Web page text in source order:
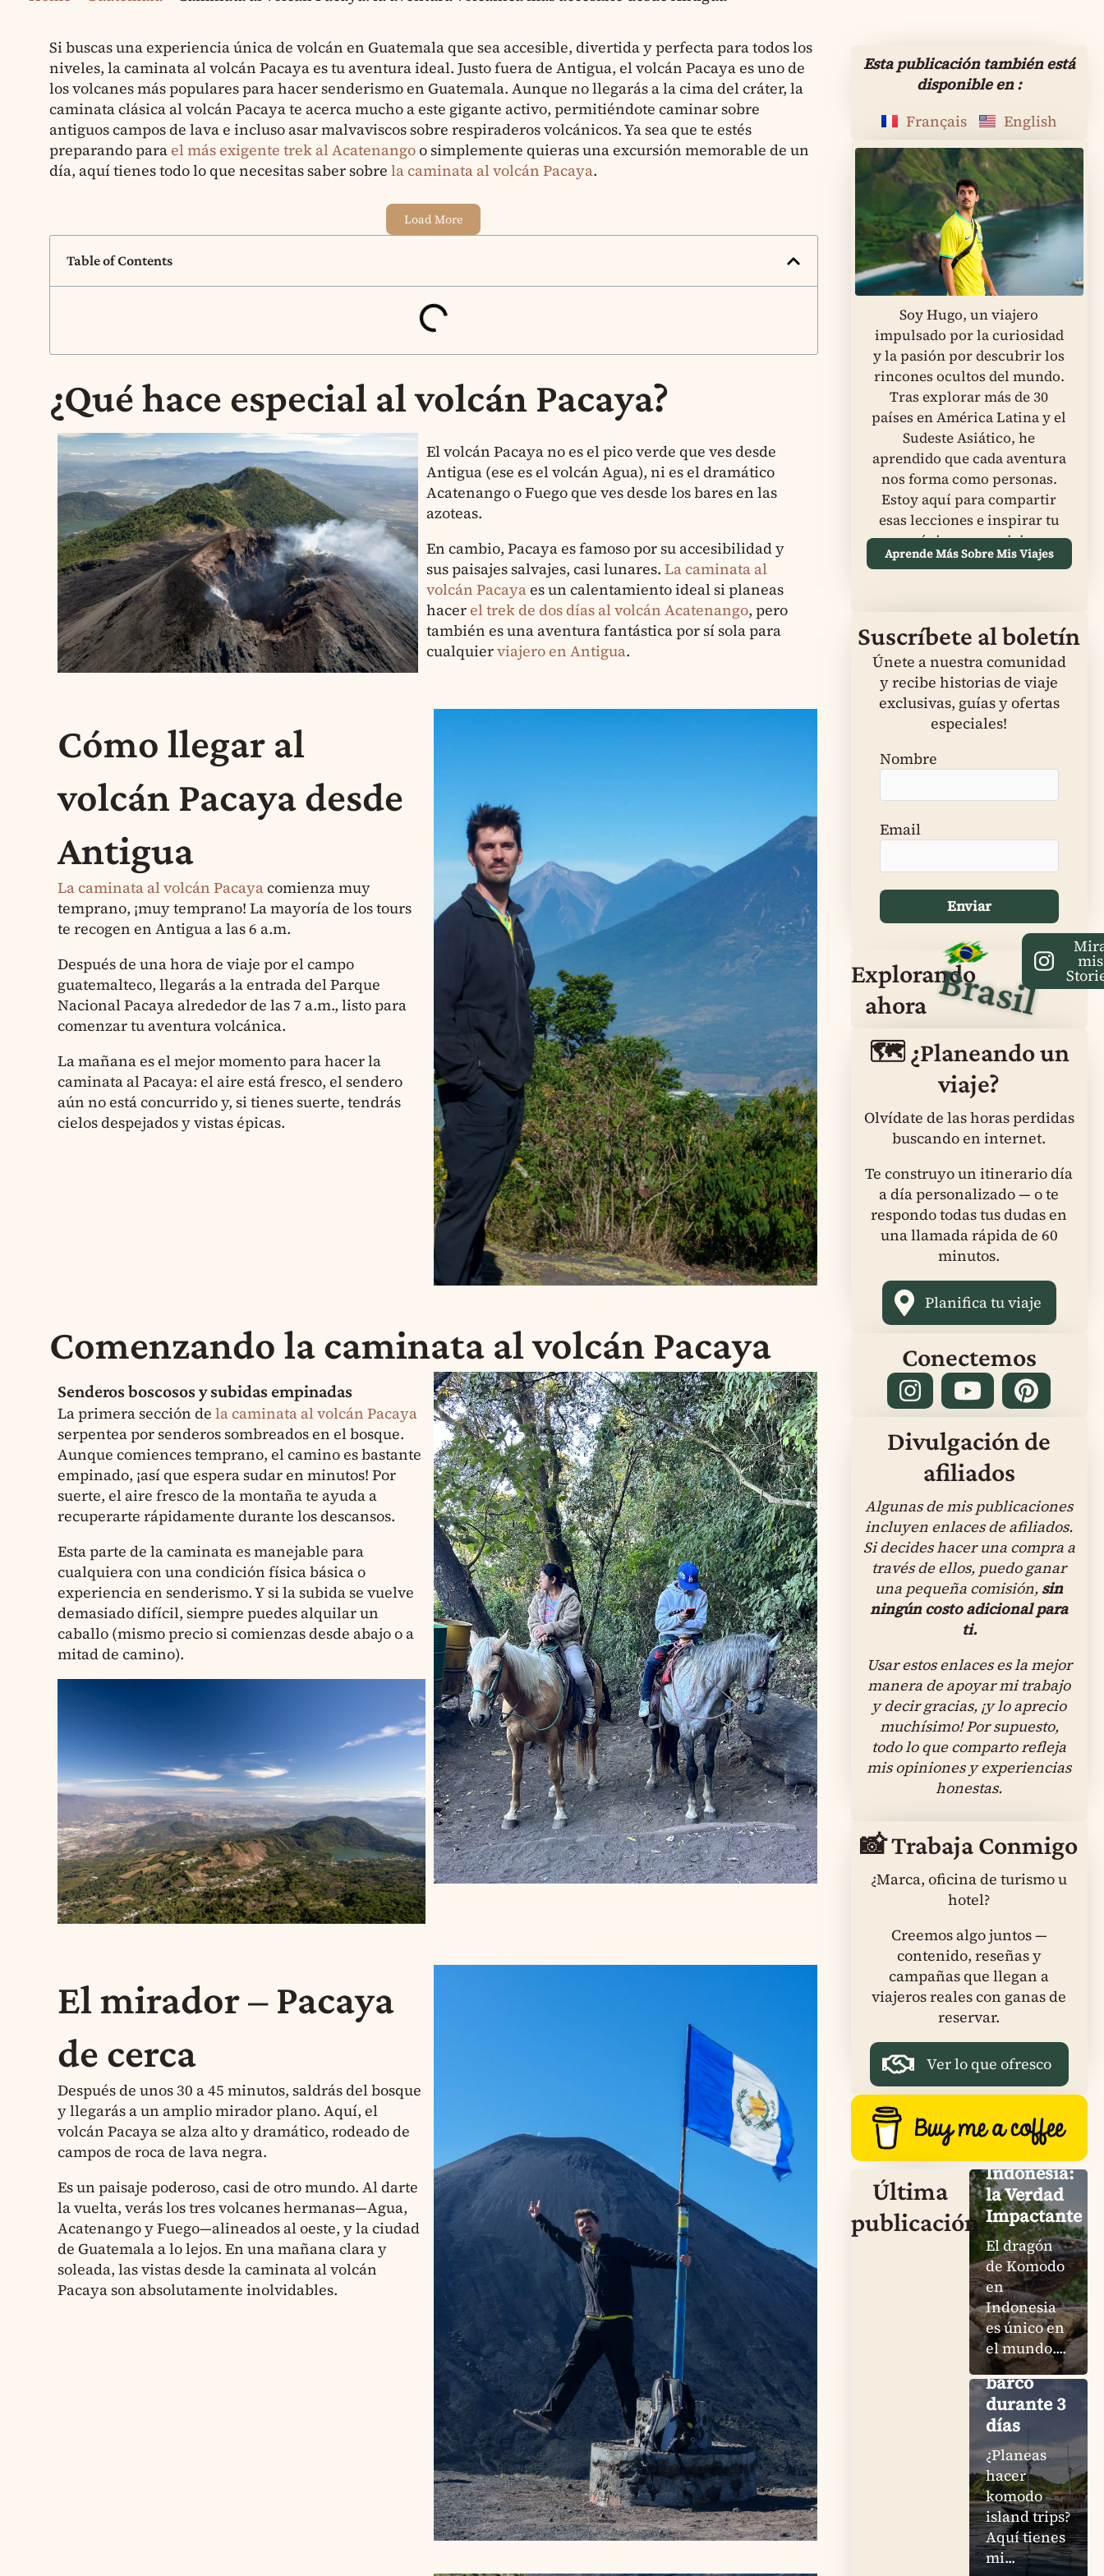
Si buscas una experiencia única de volcán en Guatemala que sea accesible, divertida y perfecta para todos los
niveles, la caminata al volcán Pacaya es tu aventura ideal. Justo fuera de Antigua, el volcán Pacaya es uno de
los volcanes más populares para hacer senderismo en Guatemala. Aunque no llegarás a la cima del cráter, la
caminata clásica al volcán Pacaya te acerca mucho a este gigante activo, permitiéndote caminar sobre
antiguos campos de lava e incluso asar malvaviscos sobre respiraderos volcánicos. Ya sea que te estés
preparando para el más exigente trek al Acatenangoo simplemente quieras una excursión memorable de un
día, aquí tienes todo lo que necesitas saber sobrela caminata al volcán Pacaya.
Load More
Table of Contents
¿Qué hace especial al volcán Pacaya?
El volcán Pacaya no es el pico verde que ves desde
Antigua (ese es el volcán Agua), ni es el dramático
Acatenango o Fuego que ves desde los bares en las
azoteas.
En cambio, Pacaya es famoso por su accesibilidad y
sus paisajes salvajes, casi lunares. La caminata al
volcán Pacayaes un calentamiento ideal si planeas
hacer el trek de dos días al volcán Acatenango, pero
también es una aventura fantástica por sí sola para
cualquierviajero en Antigua.
Cómo llegar al
volcán Pacaya desde
Antigua
La caminata al volcán Pacayacomienza muy
temprano, ¡muy temprano! La mayoría de los tours
te recogen en Antigua a las 6 a.m.
Después de una hora de viaje por el campo
guatemalteco, llegarás a la entrada del Parque
Nacional Pacaya alrededor de las 7 a.m., listo para
comenzar tu aventura volcánica.
La mañana es el mejor momento para hacer la
caminata al Pacaya: el aire está fresco, el sendero
aún no está concurrido y, si tienes suerte, tendrás
cielos despejados y vistas épicas.
Comenzando la caminata al volcán Pacaya
Senderos boscosos y subidas empinadas
La primera sección dela caminata al volcán Pacaya
serpentea por senderos sombreados en el bosque.
Aunque comiences temprano, el camino es bastante
empinado, ¡así que espera sudar en minutos! Por
suerte, el aire fresco de la montaña te ayuda a
recuperarte rápidamente durante los descansos.
Esta parte de la caminata es manejable para
cualquiera con una condición física básica o
experiencia en senderismo. Y si la subida se vuelve
demasiado difícil, siempre puedes alquilar un
caballo (mismo precio si comienzas desde abajo o a
mitad de camino).
El mirador – Pacaya
de cerca
Después de unos 30 a 45 minutos, saldrás del bosque
y llegarás a un amplio mirador plano. Aquí, el
volcán Pacaya se alza alto y dramático, rodeado de
campos de roca de lava negra.
Es un paisaje poderoso, casi de otro mundo. Al darte
la vuelta, verás los tres volcanes hermanas—Agua,
Acatenango y Fuego—alineados al oeste, y la ciudad
de Guatemala a lo lejos. En una mañana clara y
soleada, las vistas desde la caminata al volcán
Pacaya son absolutamente inolvidables.
Esta publicación también está
disponible en :
Français
English
Soy Hugo, un viajero
impulsado por la curiosidad
y la pasión por descubrir los
rincones ocultos del mundo.
Tras explorar más de 30
países en América Latina y el
Sudeste Asiático, he
aprendido que cada aventura
nos forma como personas.
Estoy aquí para compartir
esas lecciones e inspirar tu
próximo gran viaje.
Aprende Más Sobre Mis Viajes
Suscríbete al boletín
Únete a nuestra comunidad
y recibe historias de viaje
exclusivas, guías y ofertas
especiales!
Nombre
Email
Explorando
ahora Brasil mis
🗺️ ¿Planeando un
viaje?
Olvídate de las horas perdidas
buscando en internet.
Te construyo un itinerario día
a día personalizado — o te
respondo todas tus dudas en
una llamada rápida de 60
minutos.
Planifica tu viaje
Conectemos
Divulgación de
afiliados
Algunas de mis publicaciones
incluyen enlaces de afiliados.
Si decides hacer una compra a
través de ellos, puedo ganar
una pequeña comisión, sin
ningún costo adicional para
ti.
Usar estos enlaces es la mejor
manera de apoyar mi trabajo
y decir gracias, ¡y lo aprecio
muchísimo! Por supuesto,
todo lo que comparto refleja
mis opiniones y experiencias
honestas.
📸 Trabaja Conmigo
¿Marca, oficina de turismo u
hotel?
Creemos algo juntos —
contenido, reseñas y
campañas que llegan a
viajeros reales con ganas de
reservar.
Ver lo que ofresco
Última
publicación
Dragón
Komodo
Indonesia:
la Verdad
Impactante
El dragón
de Komodo
en
Indonesia
es único en
el mundo....
Komodo
Island
Trips: Mi
experiencia
honesta
en un
barco
durante 3
días
¿Planeas
hacer
komodo
island trips?
Aquí tienes
mi...
Pink
Beach
Komodo: